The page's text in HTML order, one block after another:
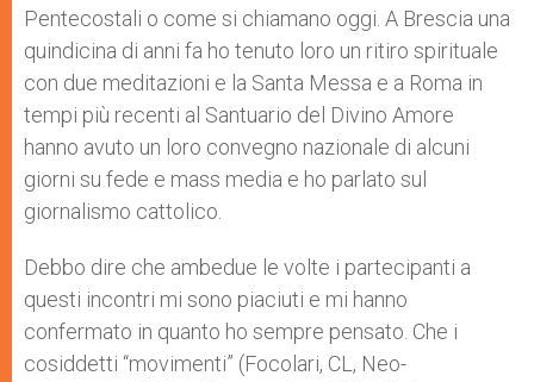
Pentecostali o come si chiamano oggi. A Brescia una
quindicina di anni fa ho tenuto loro un ritiro spirituale
con due meditazioni e la Santa Messa e a Roma in
tempi più recenti al Santuario del Divino Amore
hanno avuto un loro convegno nazionale di alcuni
giorni su fede e mass media e ho parlato sul
giornalismo cattolico.
Debbo dire che ambedue le volte i partecipanti a
questi incontri mi sono piaciuti e mi hanno
confermato in quanto ho sempre pensato. Che i
cosiddetti “movimenti” (Focolari, CL, Neo-